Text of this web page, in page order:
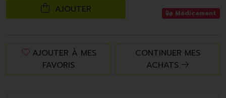
AJOUTER Médicament
AJOUTER À MES
FAVORIS
CONTINUER MES
ACHATS